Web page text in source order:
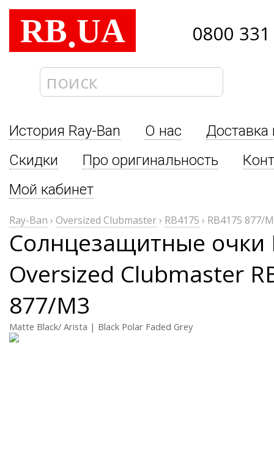
RB.UA 0800
История Ray-Ban О нас
Доставка
Скидки
Про оригинальность
Мой кабинет
Ray-Ban › Oversized Clubmaster› RB4175 › RB4175 877/
Солнцезащитные очки
Oversized Clubmaster
877/M3
Matte Black/ Arista | Black Polar Faded Grey